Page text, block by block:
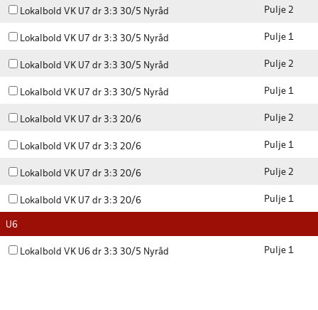
Lokalbold VK U7 dr 3:3 30/5 Nyråd Pulje 2
Lokalbold VK U7 dr 3:3 30/5 Nyråd Pulje 1
Lokalbold VK U7 dr 3:3 30/5 Nyråd Pulje 2
Lokalbold VK U7 dr 3:3 30/5 Nyråd Pulje 1
Lokalbold VK U7 dr 3:3 20/6 Pulje 2
Lokalbold VK U7 dr 3:3 20/6 Pulje 1
Lokalbold VK U7 dr 3:3 20/6 Pulje 2
Lokalbold VK U7 dr 3:3 20/6 Pulje 1
U6
Lokalbold VK U6 dr 3:3 30/5 Nyråd Pulje 1